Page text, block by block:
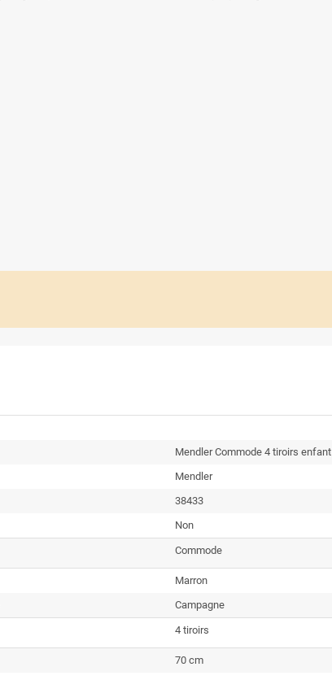
Mendler Commode 4 tiroirs
Mendler
38433
Non
Commode
Marron
Campagne
4 tiroirs
70 cm